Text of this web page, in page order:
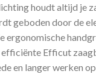
houdt altijd je
geboden door de
ergonomische
Efficut
en langer werken